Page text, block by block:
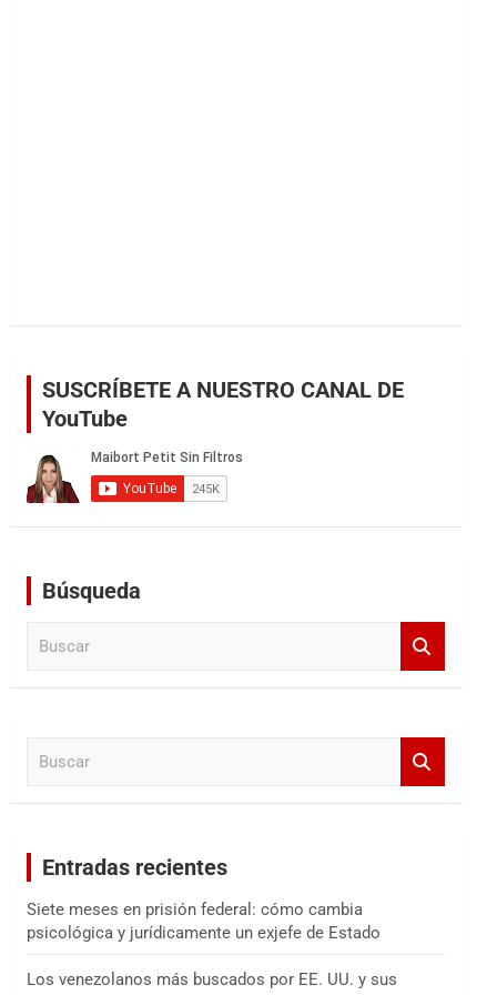
SUSCRÍBETE A NUESTRO CANAL DE
YouTube
Búsqueda
Entradas recientes
Siete meses en prisión federal: cómo cambia
psicológica y jurídicamente un exjefe de Estado
Los venezolanos más buscados por EE. UU. y sus